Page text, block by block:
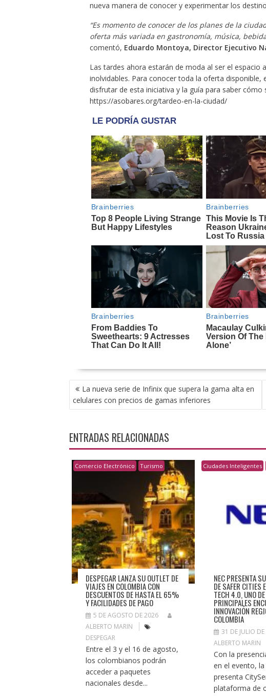
nueva manera de conocer y experimentar los
“Es momento de conocer de los planes de la
oferta más variada en gastronomía, música,
comentó, Eduardo Montoya, Director Ejecutivo
Las tardes ahora estarán de moda al ser el espacio
inolvidables. Para conocer toda la oferta
disfrutar de esta iniciativa y la guía para saber cómo
https://asobares.org/tardeo-en-la-ciudad/
NAVEGACIÓN
DE
ENTRADAS
La nueva serie de Infinix que supera la gama alta en
celulares con precios de gamas inferiores
ENTRADAS RELACIONADAS
Comercio Electrónico Turismo
DESPEGAR LANZA SU OUTLET DE
VIAJES EN COLOMBIA CON
DESCUENTOS DE HASTA EL 65%
Y FACILIDADES DE PAGO
5 DE AGOSTO DE 2026
ALBERTO MARIN
DESPEGAR
Entre el 3 y el 16 de agosto,
los colombianos podrán
acceder a paquetes
nacionales desde...
Ciudades Inteligentes
NEC PRESENTA
DE SAFER CITIES
TECH 4.0, UNO
PRINCIPALES
INNOVACIÓN
COLOMBIA
31 DE JULIO
ALBERTO MARIN
Con la
en el evento,
presenta
plataforma de